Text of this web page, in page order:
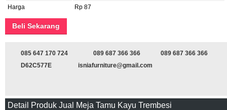
Harga
Rp 87
Beli Sekarang
085 647 170 724 089 687 366 366
089 687 366 366
D62C577E
isniafurniture@gmail.com
Detail Produk Jual Meja Tamu Kayu Trembesi